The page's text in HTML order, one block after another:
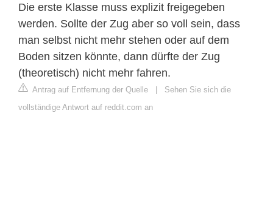
Die erste Klasse muss explizit freigegeben
werden. Sollte der Zug aber so voll sein, dass
man selbst nicht mehr stehen oder auf dem
Boden sitzen könnte, dann dürfte der Zug
(theoretisch) nicht mehr fahren.
Antrag auf Entfernung der Quelle | Sehen Sie sich die
vollständige Antwort auf reddit.com an